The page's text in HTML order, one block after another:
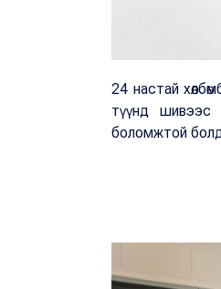
24 настай
түүнд шивээс
боломжтой